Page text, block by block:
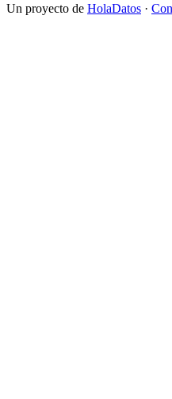
Un proyecto de HolaDatos ·